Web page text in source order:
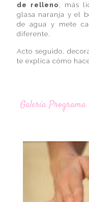
de relleno , más
glasa naranja y el
de agua y mete
diferente.
Acto seguido,
te explica cómo
Galería Programa